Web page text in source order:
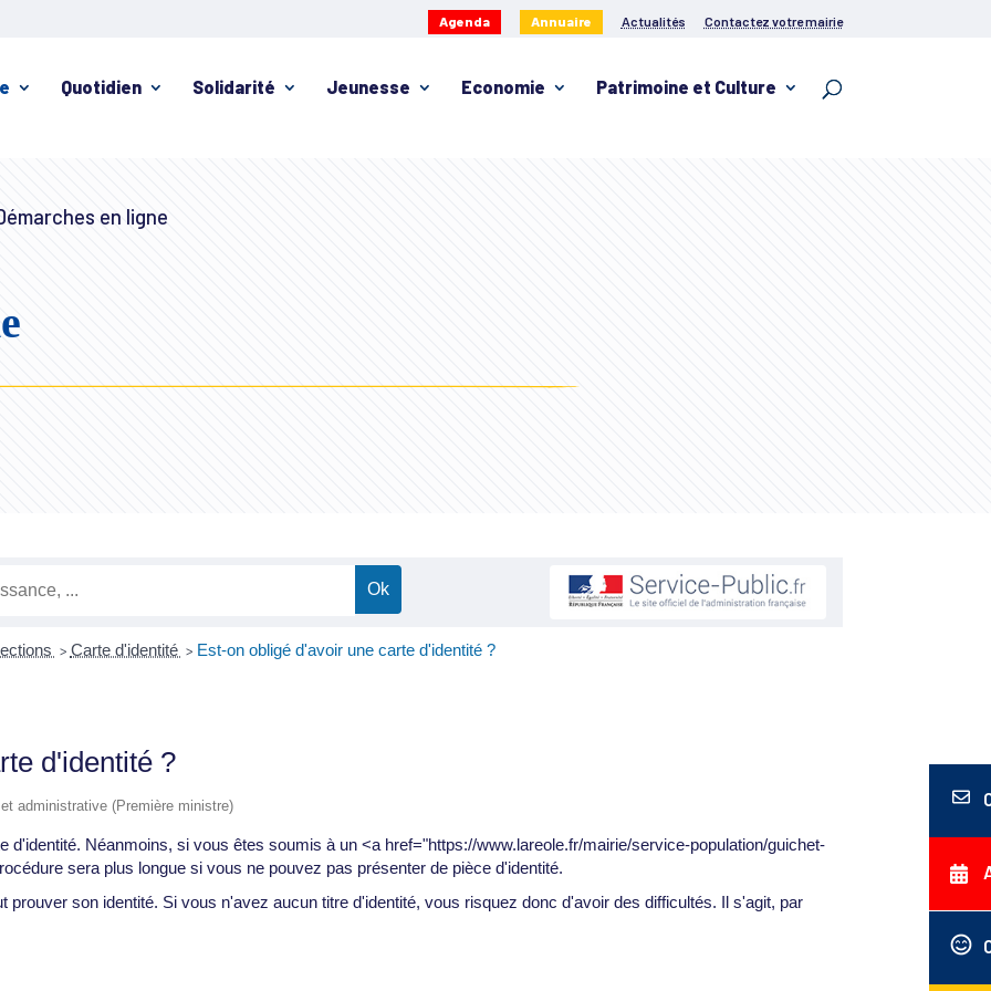
Agenda Annuaire Actualités Contactez votre mairie
Quotidien Solidarité Jeunesse Economie Patrimoine et Culture
en ligne
> Carte d'identité > Est-on obligé d'avoir une carte d'identité ?
d'identité ?
administrative (Première ministre)
d'identité. Néanmoins, si vous êtes soumis à un <a href="https://www.lareole.fr/mairie/service-population/guichet-
sera plus longue si vous ne pouvez pas présenter de pièce d'identité.
prouver son identité. Si vous n'avez aucun titre d'identité, vous risquez donc d'avoir des difficultés. Il s'agit, par